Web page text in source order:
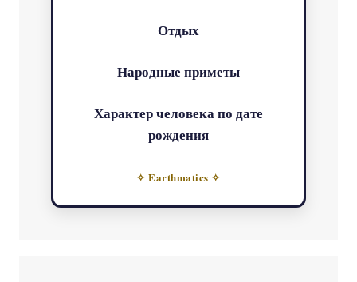
Отдых
Народные приметы
Характер человека по дате
рождения
✧ Earthmatics ✧